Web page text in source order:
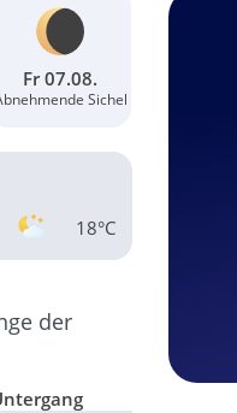
Fr 07.08.
Sichel
18°C
der